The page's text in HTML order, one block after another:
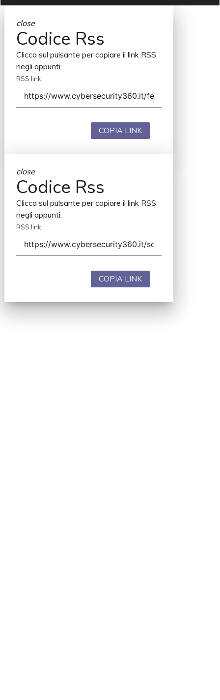
close
Codice Rss
Clicca sul pulsante per copiare il link RSS
negli appunti.
RSS link
COPIA LINK
close
Codice Rss
Clicca sul pulsante per copiare il link RSS
negli appunti.
RSS link
COPIA LINK